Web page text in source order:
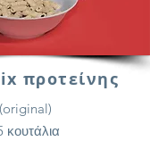
προτείνης
(original)
κουτάλια